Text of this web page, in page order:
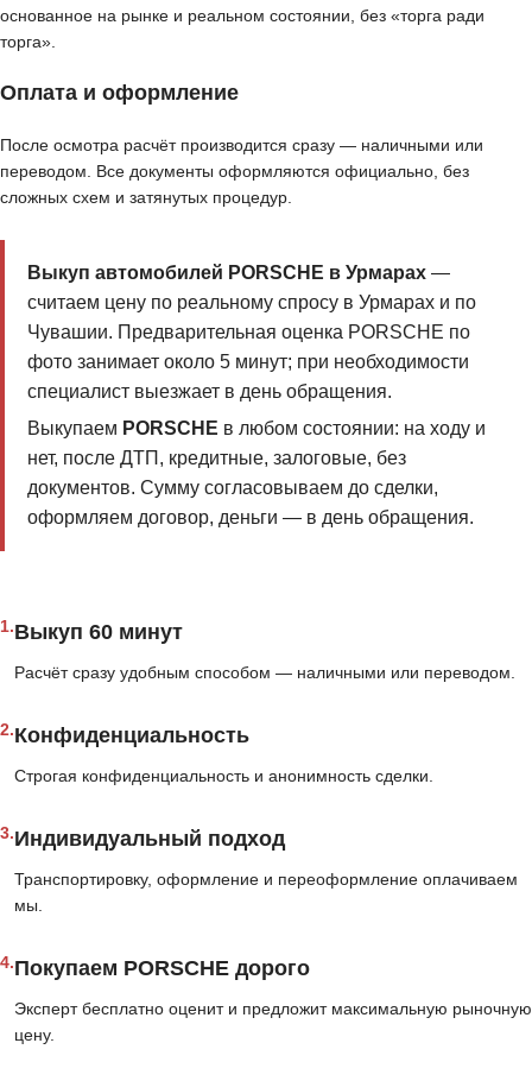
основанное на рынке и реальном состоянии, без «торга ради
торга».
Оплата и оформление
После осмотра расчёт производится сразу — наличными или
переводом. Все документы оформляются официально, без
сложных схем и затянутых процедур.
Выкуп автомобилей PORSCHE в Урмарах—
считаем цену по реальному спросу в Урмарах и по
Чувашии. Предварительная оценка PORSCHE по
фото занимает около 5 минут; при необходимости
специалист выезжает в день обращения.
Выкупаем PORSCHE в любом состоянии: на ходу и
нет, после ДТП, кредитные, залоговые, без
документов. Сумму согласовываем до сделки,
оформляем договор, деньги — в день обращения.
1.Выкуп 60 минут
Расчёт сразу удобным способом — наличными или переводом.
2.Конфиденциальность
Строгая конфиденциальность и анонимность сделки.
3.Индивидуальный подход
Транспортировку, оформление и переоформление оплачиваем
мы.
4.Покупаем PORSCHE дорого
Эксперт бесплатно оценит и предложит максимальную рыночную
цену.